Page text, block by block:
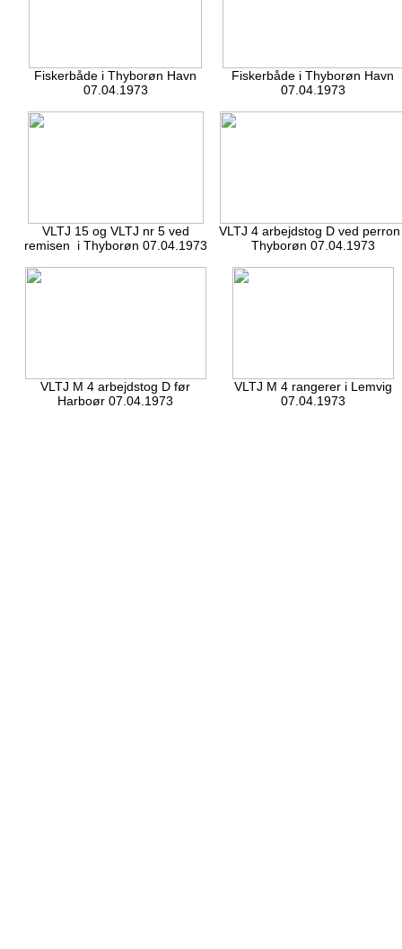
Fiskerbåde i Thyborøn Havn
07.04.1973
Fiskerbåde i Thyborøn Havn
07.04.1973
VLTJ 15 og VLTJ nr 5 ved
remisen i Thyborøn 07.04.1973
VLTJ 4 arbejdstog D ved
Thyborøn 07.04.1973
VLTJ M 4 arbejdstog D før
Harboør 07.04.1973
VLTJ M 4 rangerer i Lemvig
07.04.1973